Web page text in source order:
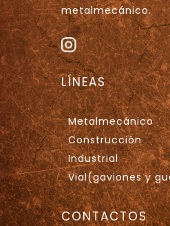
metalmecánico.
LÍNEAS
Metalmecánico
Construcción
Industrial
Vial(gaviones y
CONTACTOS